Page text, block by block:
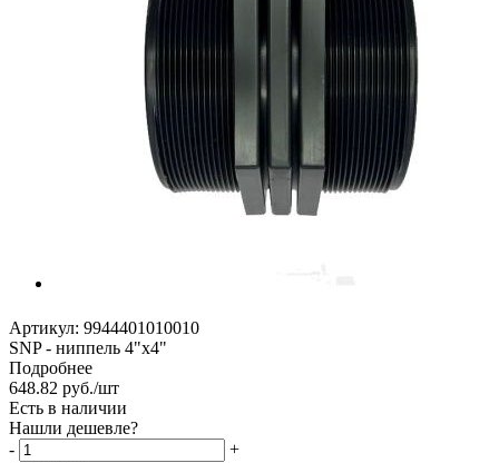
Артикул: 9944401010010
SNP - ниппель 4"х4"
Подробнее
648.82 руб./шт
Есть в наличии
Нашли дешевле?
-
+